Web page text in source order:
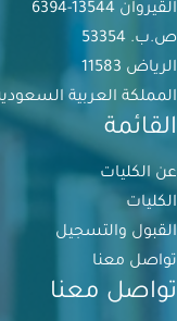
القيروان 13544-6394
ص.ب. 53354
الرياض 11583
المملكة العربية
القائمة
عن الكليات
الكليات
القبول والتسجيل
تواصل معنا
تواصل معنا